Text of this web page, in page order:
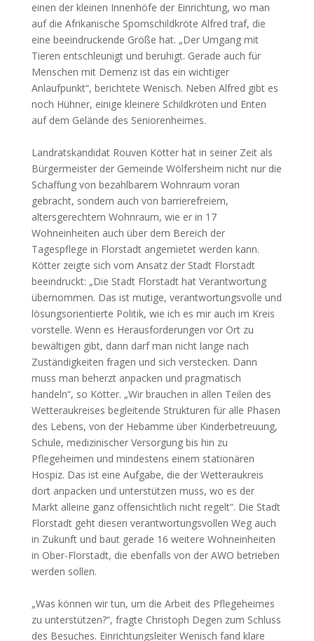
einen der kleinen Innenhöfe der Einrichtung, wo man
auf die Afrikanische Spornschildkröte Alfred traf, die
eine beeindruckende Größe hat. „Der Umgang mit
Tieren entschleunigt und beruhigt. Gerade auch für
Menschen mit Demenz ist das ein wichtiger
Anlaufpunkt“, berichtete Wenisch. Neben Alfred gibt es
noch Hühner, einige kleinere Schildkröten und Enten
auf dem Gelände des Seniorenheimes.
Landratskandidat Rouven Kötter hat in seiner Zeit als
Bürgermeister der Gemeinde Wölfersheim nicht nur die
Schaffung von bezahlbarem Wohnraum voran
gebracht, sondern auch von barrierefreiem,
altersgerechtem Wohnraum, wie er in 17
Wohneinheiten auch über dem Bereich der
Tagespflege in Florstadt angemietet werden kann.
Kötter zeigte sich vom Ansatz der Stadt Florstadt
beeindruckt: „Die Stadt Florstadt hat Verantwortung
übernommen. Das ist mutige, verantwortungsvolle und
lösungsorientierte Politik, wie ich es mir auch im Kreis
vorstelle. Wenn es Herausforderungen vor Ort zu
bewältigen gibt, dann darf man nicht lange nach
Zuständigkeiten fragen und sich verstecken. Dann
muss man beherzt anpacken und pragmatisch
handeln“, so Kötter. „Wir brauchen in allen Teilen des
Wetteraukreises begleitende Strukturen für alle Phasen
des Lebens, von der Hebamme über Kinderbetreuung,
Schule, medizinischer Versorgung bis hin zu
Pflegeheimen und mindestens einem stationären
Hospiz. Das ist eine Aufgabe, die der Wetteraukreis
dort anpacken und unterstützen muss, wo es der
Markt alleine ganz offensichtlich nicht regelt“. Die Stadt
Florstadt geht diesen verantwortungsvollen Weg auch
in Zukunft und baut gerade 16 weitere Wohneinheiten
in Ober-Florstadt, die ebenfalls von der AWO betrieben
werden sollen.
„Was können wir tun, um die Arbeit des Pflegeheimes
zu unterstützen?“, fragte Christoph Degen zum Schluss
des Besuches. Einrichtungsleiter Wenisch fand klare